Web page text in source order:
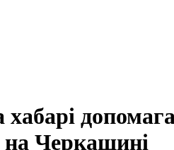
на Черкащині